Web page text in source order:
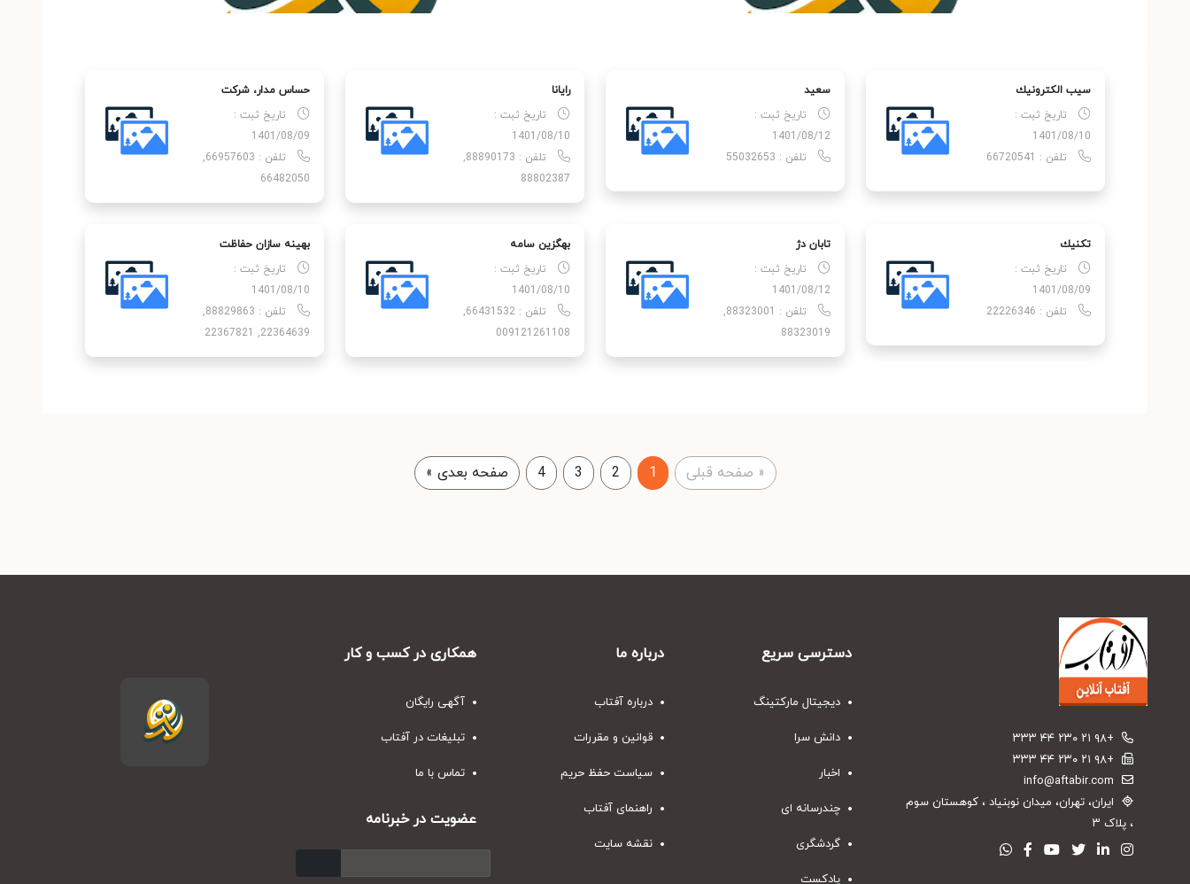
سیب الكترونیك
تاریخ ثبت :
1401/08/10
تلفن : 66720541
سعید
تاریخ ثبت :
1401/08/12
تلفن : 55032653
رایانا
تاریخ ثبت :
1401/08/10
تلفن : 88890173,
88802387
حساس مدار، شركت
تاریخ ثبت :
1401/08/09
تلفن : 66957603,
66482050
تكنیك
تاریخ ثبت :
1401/08/09
تلفن : 22226346
تابان دژ
تاریخ ثبت :
1401/08/12
تلفن : 88323001,
88323019
بهگزین سامه
تاریخ ثبت :
1401/08/10
تلفن : 66431532,
009121261108
بهینه سازان حفاظت
تاریخ ثبت :
1401/08/10
تلفن : 88829863,
22364639, 22367821
« صفحه قبلی 1
2
3
4 صفحه بعدی »
+۹۸ ۲۱ ۲۳۰ ۴۴ ۳۳۳
+۹۸ ۲۱ ۲۳۰ ۴۴ ۳۳۳
info@aftabir.com
ایران، تهران، میدان نوبنیاد ، کوهستان سوم
، پلاک ۳
دسترسی سریع
دیجیتال مارکتینگ
دانش سرا
اخبار
چندرسانه ای
گردشگری
پادکست
درباره ما
درباره آفتاب
قوانین و مقررات
سیاست حفظ حریم
راهنمای آفتاب
نقشه سایت
همکاری در کسب و کار
آگهی رایگان
تبلیغات در آفتاب
تماس با ما
عضویت در خبرنامه